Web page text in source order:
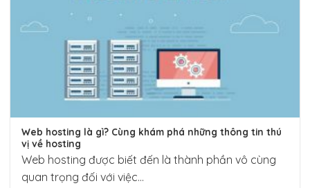
Web hosting là gì? Cùng khám phá những thông tin thú
vị về hosting
Web hosting được biết đến là thành phần vô cùng
quan trọng đối với việc...